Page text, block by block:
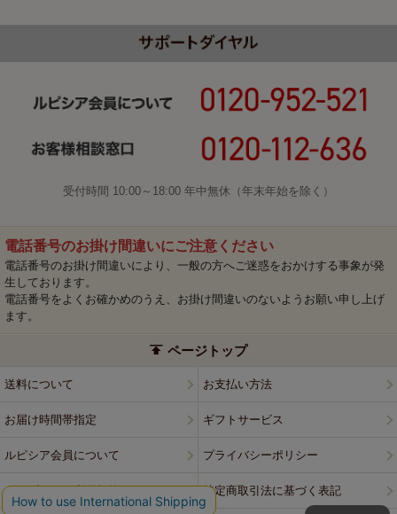
受付時間 10:00～18:00 年中無休（年末年始を除く）
電話番号のお掛け間違いにご注意ください
電話番号のお掛け間違いにより、一般の方へご迷惑をおかけする事象が発
生しております。
電話番号をよくお確かめのうえ、お掛け間違いのないようお願い申し上げ
ます。
ページトップ
送料について お支払い方法
お届け時間帯指定 ギフトサービス
ルピシア会員について プライバシーポリシー
ウェブサイト利用規約 特定商取引法に基づく表記